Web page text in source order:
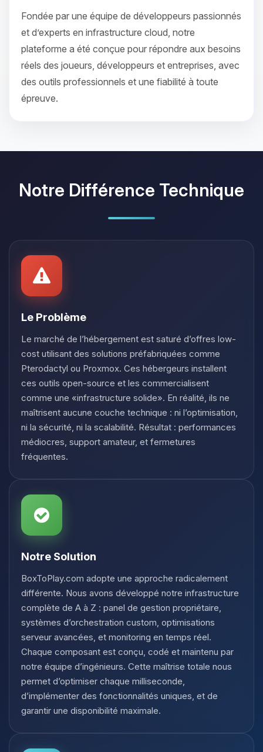
Fondée par une équipe de développeurs passionnés
et d’experts en infrastructure cloud, notre
plateforme a été conçue pour répondre aux besoins
réels des joueurs, développeurs et entreprises, avec
des outils professionnels et une fiabilité à toute
épreuve.
Notre Différence Technique
Le Problème
Le marché de l’hébergement est saturé d’offres low-
cost utilisant des solutions préfabriquées comme
Pterodactyl ou Proxmox. Ces hébergeurs installent
ces outils open-source et les commercialisent
comme une «infrastructure solide». En réalité, ils ne
maîtrisent aucune couche technique : ni l’optimisation,
ni la sécurité, ni la scalabilité. Résultat : performances
médiocres, support amateur, et fermetures
fréquentes.
Notre Solution
BoxToPlay.com adopte une approche radicalement
différente. Nous avons développé notre infrastructure
complète de A à Z : panel de gestion propriétaire,
systèmes d’orchestration custom, optimisations
serveur avancées, et monitoring en temps réel.
Chaque composant est conçu, codé et maintenu par
notre équipe d’ingénieurs. Cette maîtrise totale nous
permet d’optimiser chaque milliseconde,
d’implémenter des fonctionnalités uniques, et de
garantir une disponibilité maximale.
Youpi, enfin quelqu’un pour me